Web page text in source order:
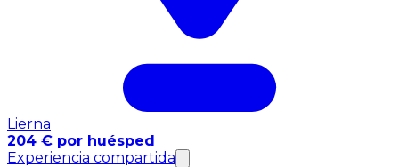
Lierna
204 € por huésped
Experiencia compartida